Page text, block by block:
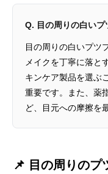
Q. 目の周りの白いプ
目の周りの白いプツ
メイクを丁寧に落と
キンケア製品を選ぶ
重要です。また、薬
ど、目元への摩擦を
📌 目の周りのプ